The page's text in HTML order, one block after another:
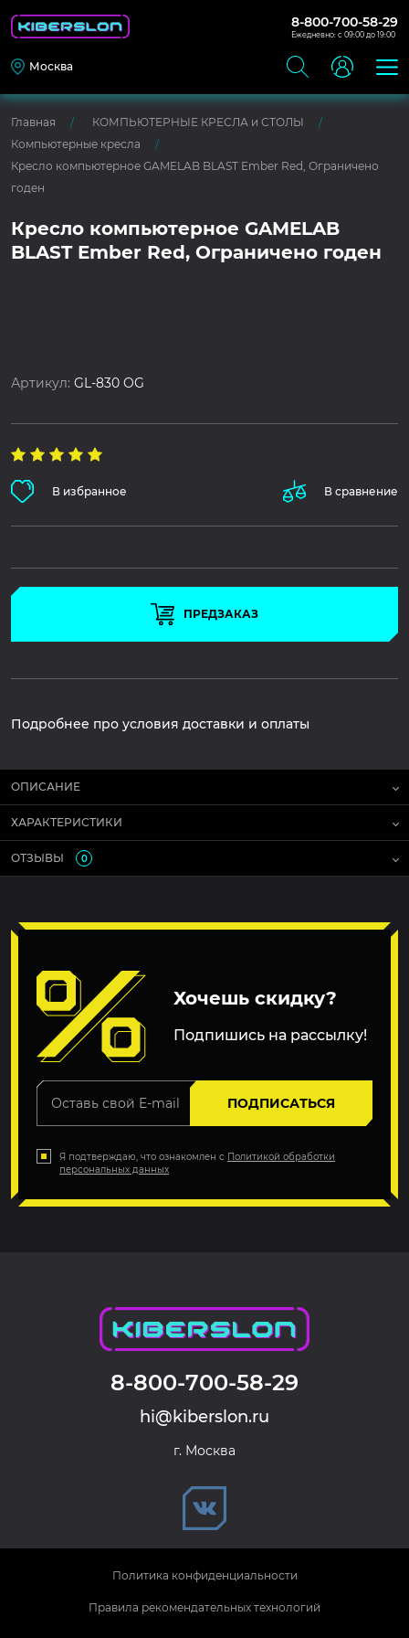
8-800-700-58-29
Ежедневно: с 09:00 до 19:00
Москва
Главная
КОМПЬЮТЕРНЫЕ КРЕСЛА и СТОЛЫ
Компьютерные кресла
Кресло компьютерное GAMELAB BLAST Ember Red, Ограничено
годен
Кресло компьютерное GAMELAB
BLAST Ember Red, Ограничено годен
Артикул:GL-830 OG
В избранное В сравнение
ПРЕДЗАКАЗ
Подробнее про условия доставки и оплаты
ОПИСАНИЕ
ХАРАКТЕРИСТИКИ
ОТЗЫВЫ 0
Хочешь скидку?
Подпишись на рассылку!
ПОДПИСАТЬСЯ
Я подтверждаю, что ознакомлен с Политикой обработки
персональных данных
8-800-700-58-29
hi@kiberslon.ru
г. Москва
Политика конфиденциальности
Правила рекомендательных технологий